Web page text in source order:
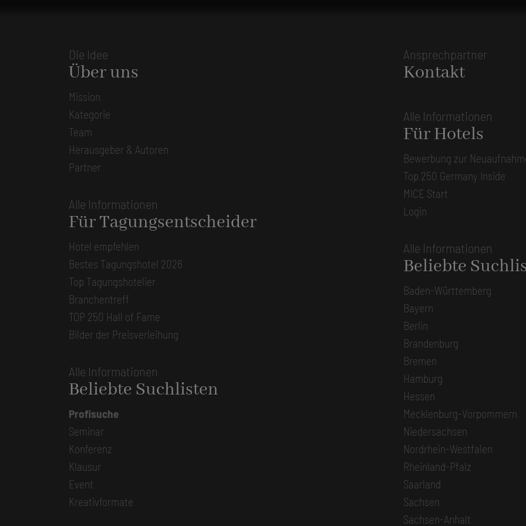
Die Idee
Über uns
Mission
Kategorie
Team
Herausgeber & Autoren
Partner
Alle Informationen
Für Tagungsentscheider
Hotel empfehlen
Bestes Tagungshotel 2026
Top Tagungshotelier
Branchentreff
TOP 250 Hall of Fame
Bilder der Preisverleihung
Alle Informationen
Beliebte Suchlisten
Profisuche
Seminar
Konferenz
Klausur
Event
Kreativformate
Ansprechpartner
Kontakt
Alle Informationen
Für Hotels
Bewerbung zur
Top 250 Germany Inside
MICE Start
Login
Alle Informationen
Beliebte
Baden-Württemberg
Bayern
Berlin
Brandenburg
Bremen
Hamburg
Hessen
Mecklenburg-Vorpommern
Niedersachsen
Nordrhein-Westfalen
Rheinland-Pfalz
Saarland
Sachsen
Sachsen-Anhalt